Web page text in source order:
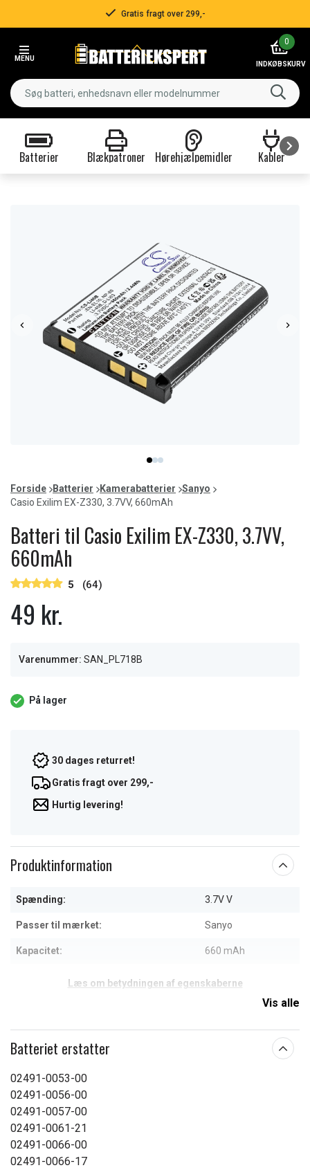
Gratis fragt over 299,-
MENU
0
INDKØBSKURV
Batterier Blækpatroner Hørehjælpemidler Kabler
item
0
item
1
item
2
of
3
Forside Batterier Kamerabatterier
Sanyo
Casio Exilim EX-Z330, 3.7VV, 660mAh
Batteri til Casio Exilim EX-Z330, 3.7VV,
660mAh
5 (64)
49 kr.
Varenummer: SAN_PL718B
På lager
30 dages returret!
Gratis fragt over 299,-
Hurtig levering!
Produktinformation
Spænding: 3.7V V
Passer til mærket: Sanyo
Kapacitet: 660 mAh
Læs om betydningen af egenskaberne
Vis alle
Batteriet erstatter
02491-0053-00
02491-0056-00
02491-0057-00
02491-0061-21
02491-0066-00
02491-0066-17